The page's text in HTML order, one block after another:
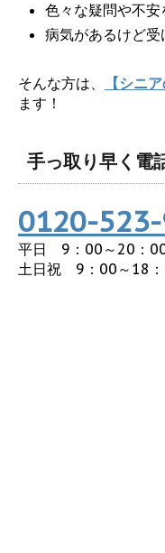
色々な疑問や不
病気があるけど受
そんな方は、 【シニ
ます！
手っ取り早く電
0120-
平日 9：00～20：
土日祝 9：00～18